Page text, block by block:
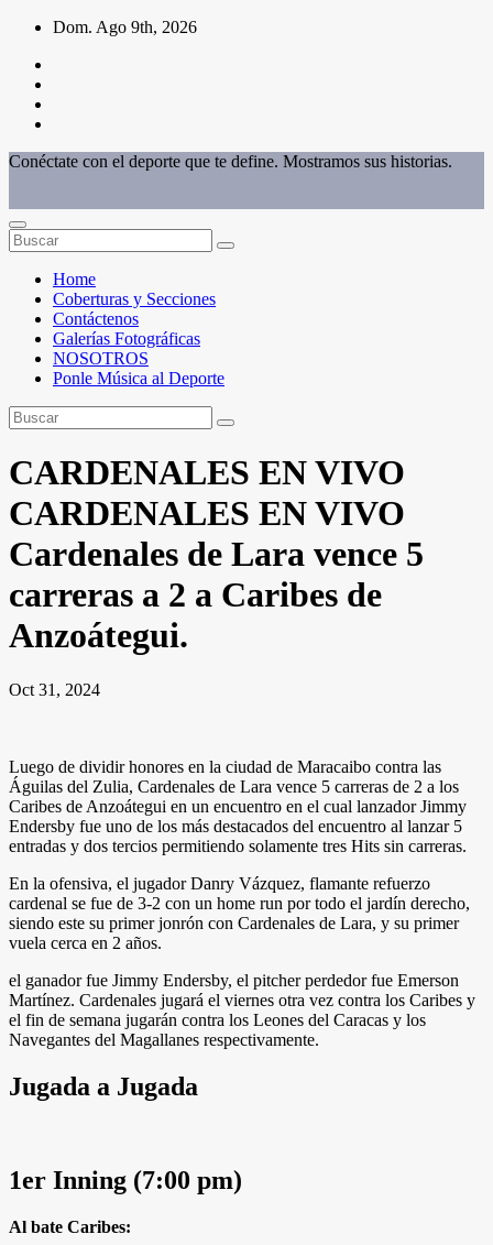
Saltar
contenido
Dom. Ago 9th, 2026
Conéctate con el deporte que te define. Mostramos sus historias.
Home
Coberturas y Secciones
Contáctenos
Galerías Fotográficas
NOSOTROS
Ponle Música al Deporte
CARDENALES EN VIVO
CARDENALES EN VIVO
Cardenales de Lara vence 5
carreras a 2 a Caribes de
Anzoátegui.
Oct 31, 2024
Luego de dividir honores en la ciudad de Maracaibo contra las
Águilas del Zulia, Cardenales de Lara vence 5 carreras de 2 a los
Caribes de Anzoátegui en un encuentro en el cual lanzador Jimmy
Endersby fue uno de los más destacados del encuentro al lanzar 5
entradas y dos tercios permitiendo solamente tres Hits sin carreras.
En la ofensiva, el jugador Danry Vázquez, flamante refuerzo
cardenal se fue de 3-2 con un home run por todo el jardín derecho,
siendo este su primer jonrón con Cardenales de Lara, y su primer
vuela cerca en 2 años.
el ganador fue Jimmy Endersby, el pitcher perdedor fue Emerson
Martínez. Cardenales jugará el viernes otra vez contra los Caribes y
el fin de semana jugarán contra los Leones del Caracas y los
Navegantes del Magallanes respectivamente.
Jugada a Jugada
1er Inning (7:00 pm)
Al bate Caribes: